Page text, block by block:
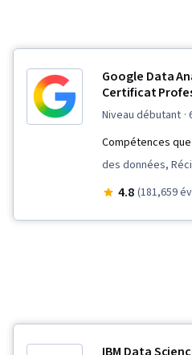
Google Data
Certificat
niveau débutant
Compétences
des données,
tableur, R
Validation des
données, Analyse
4.8 (181,659